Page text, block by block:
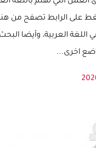
، ولا تنسوا البطاقات
الام من هنا يمكنكم
العمل التي تهتم باللغة
على الرابط تصفح من
اللغة العربية، وأيضا